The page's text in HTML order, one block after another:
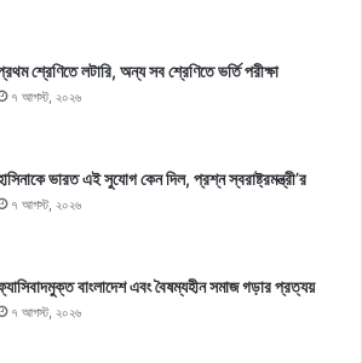
শ্রেণিতে লটারি, অন্য সব শ্রেণিতে ভর্তি পরীক্ষা
৭ আগস্ট, ২০২৬
ভারত এই সুযোগ কেন দিল, প্রশ্ন স্বরাষ্ট্রমন্ত্রী’র
৭ আগস্ট, ২০২৬
বাংলাদেশ এবং বৈষম্যহীন সমাজ গড়ার প্রত্যয়
৭ আগস্ট, ২০২৬